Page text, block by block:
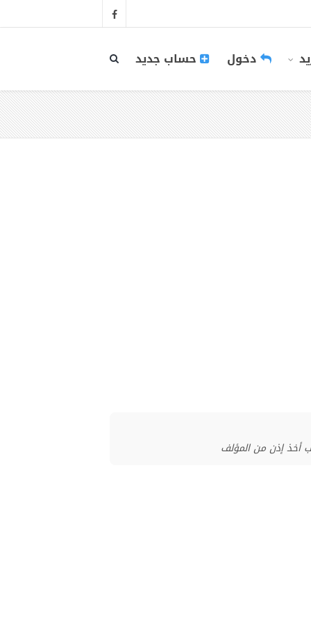
دخول حساب جديد
أخذ إذن من المؤلف